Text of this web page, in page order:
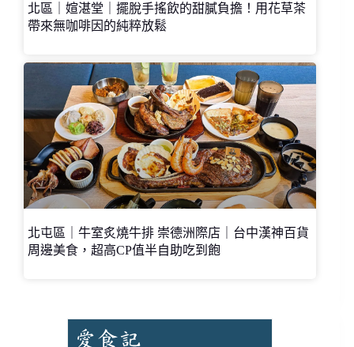
北區｜媗湛堂｜擺脫手搖飲的甜膩負擔！用花草茶
帶來無咖啡因的純粹放鬆
北屯區｜牛室炙燒牛排 崇德洲際店｜台中漢神百貨
周邊美食，超高CP值半自助吃到飽